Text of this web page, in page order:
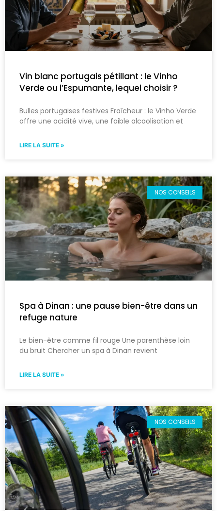
Vin blanc portugais pétillant : le Vinho
Verde ou l’Espumante, lequel choisir ?
Bulles portugaises festives Fraîcheur : le Vinho Verde
offre une acidité vive, une faible alcoolisation et
LIRE LA SUITE »
NOS CONSEILS
Spa à Dinan : une pause bien-être dans un
refuge nature
Le bien-être comme fil rouge Une parenthèse loin
du bruit Chercher un spa à Dinan revient
LIRE LA SUITE »
NOS CONSEILS